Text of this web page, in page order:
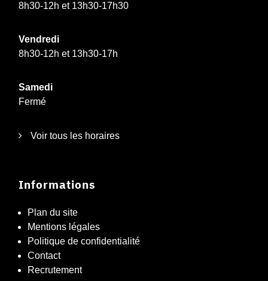
8h30-12h et 13h30-17h30
Vendredi
8h30-12h et 13h30-17h
Samedi
Fermé
Voir tous les horaires
Informations
Plan du site
Mentions légales
Politique de confidentialité
Contact
Recrutement